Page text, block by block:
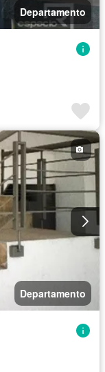
Departamento
Departamento